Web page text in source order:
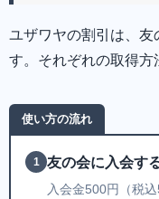
ユザワヤの割引は、
す。それぞれの取得方
使い方の流れ
1 友の会に入会す
入会金500円（税